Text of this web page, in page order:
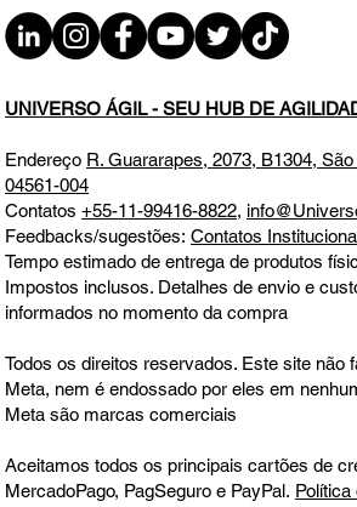
Quem vem primeiro: AGILIDADE ou
UNIVERSO ÁGIL - SEU HUB DE
EndereçoR. Guararapes, 2073, B1304, São
Contatos+55-11-99416-8822 ,
Feedbacks/sugestões:Contatos
Tempo estimado de entrega de produtos
informados no momento da compra